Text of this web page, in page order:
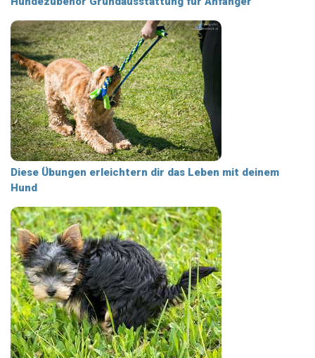
Diese Übungen erleichtern dir das Leben mit deinem
Hund